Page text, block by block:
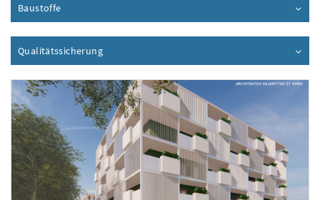
Baustoffe
QualitätssicherungInhalt aufklappen